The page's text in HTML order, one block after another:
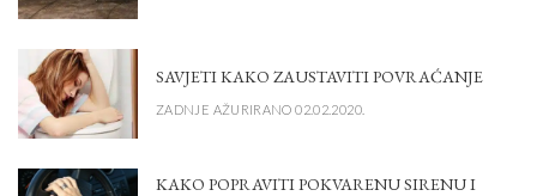
SAVJETI KAKO ZAUSTAVITI POVRAĆANJE
ZADNJE AŽURIRANO 02.02.2020.
KAKO POPRAVITI POKVARENU SIRENU I